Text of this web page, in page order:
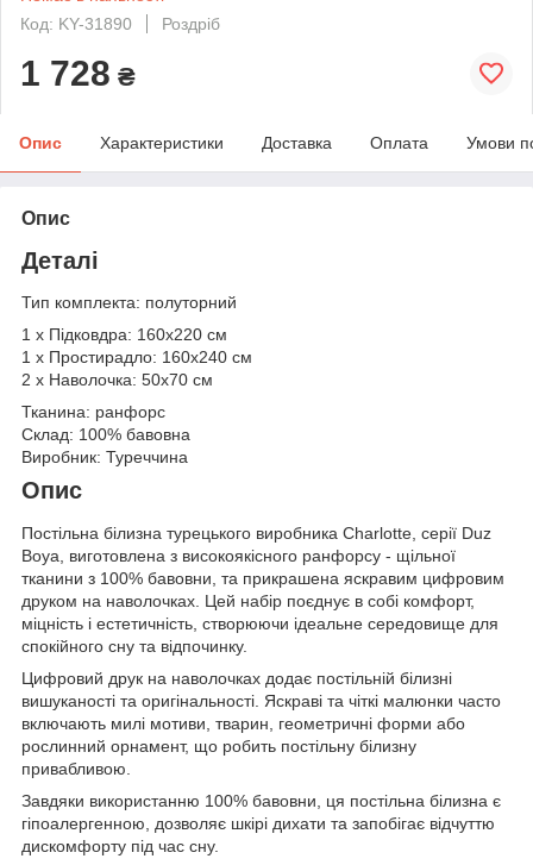
Код: KY-31890
Роздріб
1 728 ₴
Опис Характеристики Доставка Оплата Умови
Опис
Деталі
Тип комплекта: полуторний
1 х Підковдра: 160х220 см
1 х Простирадло: 160х240 см
2 х Наволочка: 50х70 см
Тканина: ранфорс
Склад: 100% бавовна
Виробник: Туреччина
Опис
Постільна білизна турецького виробника Charlotte, серії Duz
Boya, виготовлена з високоякісного ранфорсу - щільної
тканини з 100% бавовни, та прикрашена яскравим цифровим
друком на наволочках. Цей набір поєднує в собі комфорт,
міцність і естетичність, створюючи ідеальне середовище для
спокійного сну та відпочинку.
Цифровий друк на наволочках додає постільній білизні
вишуканості та оригінальності. Яскраві та чіткі малюнки часто
включають милі мотиви, тварин, геометричні форми або
рослинний орнамент, що робить постільну білизну
привабливою.
Завдяки використанню 100% бавовни, ця постільна білизна є
гіпоалергенною, дозволяє шкірі дихати та запобігає відчуттю
дискомфорту під час сну.